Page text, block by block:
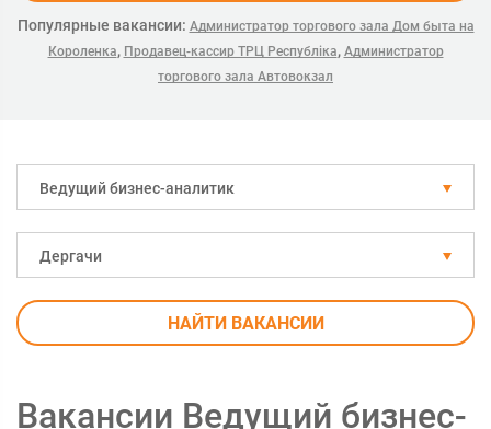
Популярные вакансии: Администратор торгового зала Дом быта на
Короленка, Продавец-кассир ТРЦ Республіка, Администратор
торгового зала Автовокзал
Ведущий бизнес-аналитик
Дергачи
НАЙТИ ВАКАНСИИ
Вакансии Ведущий бизнес-